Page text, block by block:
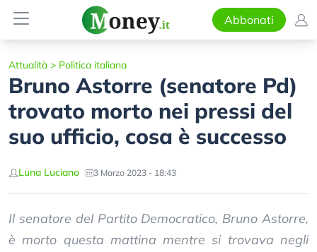
Abbonati
Attualità > Politica italiana
Bruno Astorre (senatore Pd)
trovato morto nei pressi del
suo ufficio, cosa è successo
Luna Luciano 3 Marzo 2023 - 18:43
Il senatore del Partito Democratico, Bruno Astorre,
è morto questa mattina mentre si trovava negli